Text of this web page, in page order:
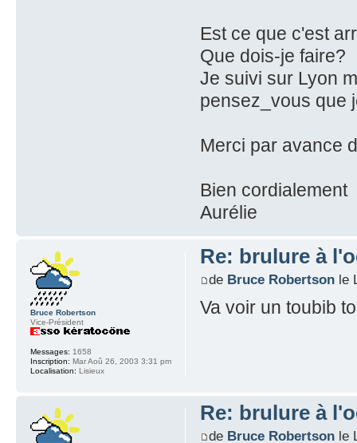
Est ce que c'est
Que dois-je faire?
Je suivi sur Lyon
pensez_vous que
Merci par avance
Bien cordialement
Aurélie
Re: brulure à
de Bruce Robertsonle
Va voir un toubib
Bruce Robertson
Vice-Président
Messages: 1658
Inscription: Mar Aoû 26, 2003 3:31 pm
Localisation: Lisieux
Re: brulure à
de Bruce Robertsonle